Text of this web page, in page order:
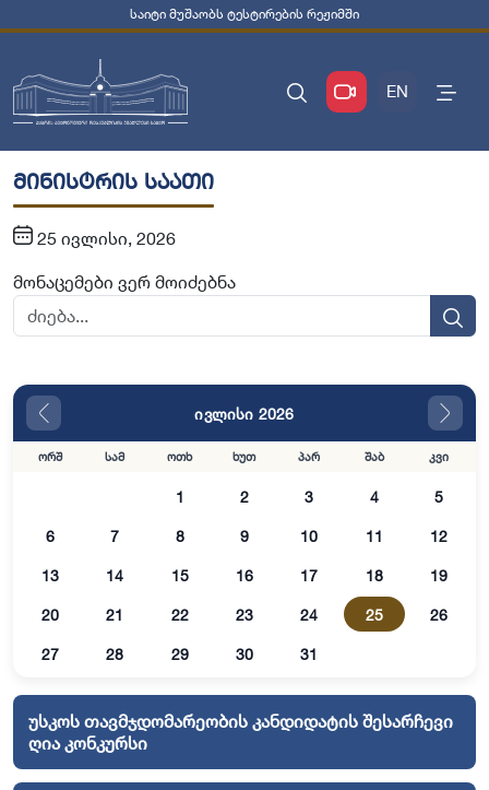
საიტი მუშაობს ტესტირების რეჟიმში
EN
მინისტრის საათი
25 ივლისი, 2026
მონაცემები ვერ მოიძებნა
ივლისი 2026
ორშ სამ ოთხ ხუთ პარ შაბ კვი
1 2 3 4 5
6 7 8 9 10 11 12
13 14 15 16 17 18 19
20 21 22 23 24 25 26
27 28 29 30 31
უსკოს თავმჯდომარეობის კანდიდატის შესარჩევი
ღია კონკურსი